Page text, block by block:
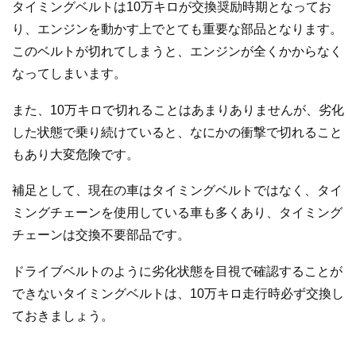
タイミングベルトは10万キロが交換奨励時期となってお
り、エンジンを動かす上でとても重要な部品となります。
このベルトが切れてしまうと、エンジンが全くかからなく
なってしまいます。
また、10万キロで切れることはあまりありませんが、劣化
した状態で乗り続けていると、なにかの衝撃で切れること
もあり大変危険です。
補足として、現在の車はタイミングベルトではなく、タイ
ミングチェーンを使用している車も多くあり、タイミング
チェーンは交換不要部品です。
ドライブベルトのように劣化状態を目視で確認することが
できないタイミングベルトは、10万キロ走行時必ず交換し
ておきましょう。